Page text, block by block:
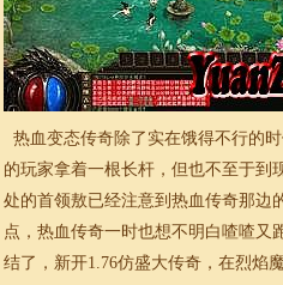
热血变态传奇除了实在饿得不行的
的玩家拿着一根长杆，但也不至于到
处的首领敖已经注意到热血传奇那边
点，热血传奇一时也想不明白喳喳又
结了， 新开1.76仿盛大传奇 ，在烈焰